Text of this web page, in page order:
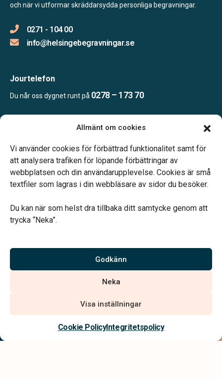
Allmänt om cookies
Vi använder cookies för förbättrad funktionalitet samt för
att analysera trafiken för löpande förbättringar av
webbplatsen och din användarupplevelse. Cookies är små
textfiler som lagras i din webbläsare av sidor du besöker.
Du kan när som helst dra tillbaka ditt samtycke genom att
trycka “Neka”.
Godkänn
Neka
Visa inställningar
Cookie PolicyIntegritetspolicy
Kontakta oss
och när vi utformar skräddarsydda personliga begravningar.
0271 - 104 00
info@helsingebegravningar.se
Jourtelefon
Du når oss dygnet runt på 0278 – 173 70
Kontoret bemannas enligt telefonöverenskommelse
Vårt systerbolag Verahill hjälper dig med familjejuridiken –
Vi är auktoriserade av Sveriges Begravningsbyråers Förbund och
har högt ställda krav på utbildning, kvalitet, miljö och arbetsmiljö.